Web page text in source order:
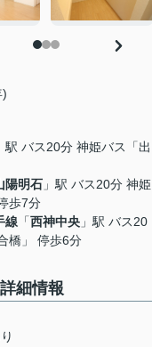
)
駅 バス20分 神姫バス「出
陽明石 」駅 バス20分 神姫
歩7分
線 「西神中央 」駅 バス20
橋」 停歩6分
細情報